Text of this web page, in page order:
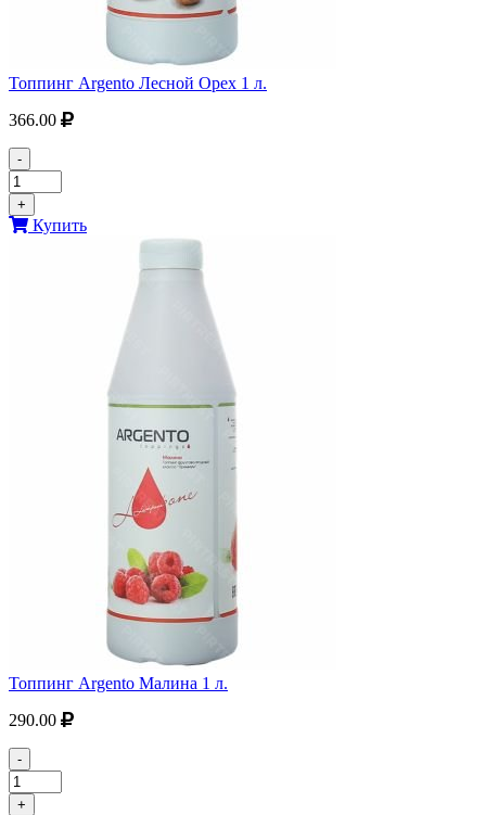
Топпинг Argento Лесной Орех 1 л.
366.00
-
+
Купить
Топпинг Argento Малина 1 л.
290.00
-
+